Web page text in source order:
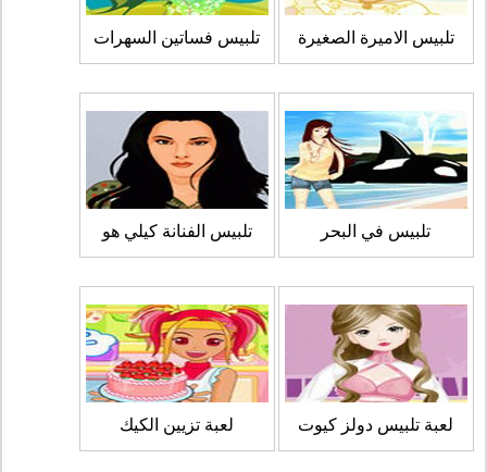
تلبيس الاميرة الصغيرة تلبيس فساتين السهرات
تلبيس في البحر تلبيس الفنانة كيلي هو
لعبة تلبيس دولز كيوت لعبة تزيين الكيك